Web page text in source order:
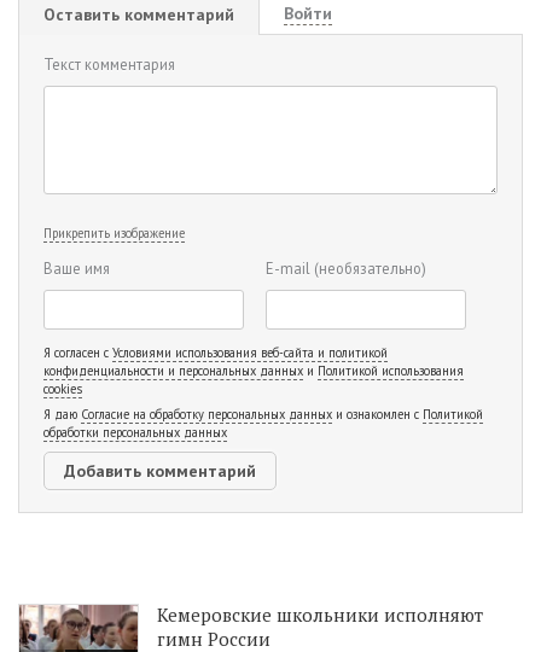
Оставить комментарий Войти
Текст комментария
Прикрепить изображение
Ваше имя E-mail (необязательно)
Я согласен с Условиями использования веб-сайта и политикой
конфиденциальности и персональных данных и Политикой использования
cookies
Я даю Согласие на обработку персональных данных и ознакомлен с Политикой
обработки персональных данных
Кемеровские школьники исполняют
гимн России